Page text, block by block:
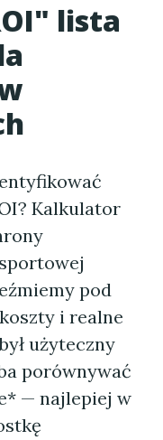
lista
Kalkulator
pod
i realne
użyteczny
porównywać
— najlepiej w